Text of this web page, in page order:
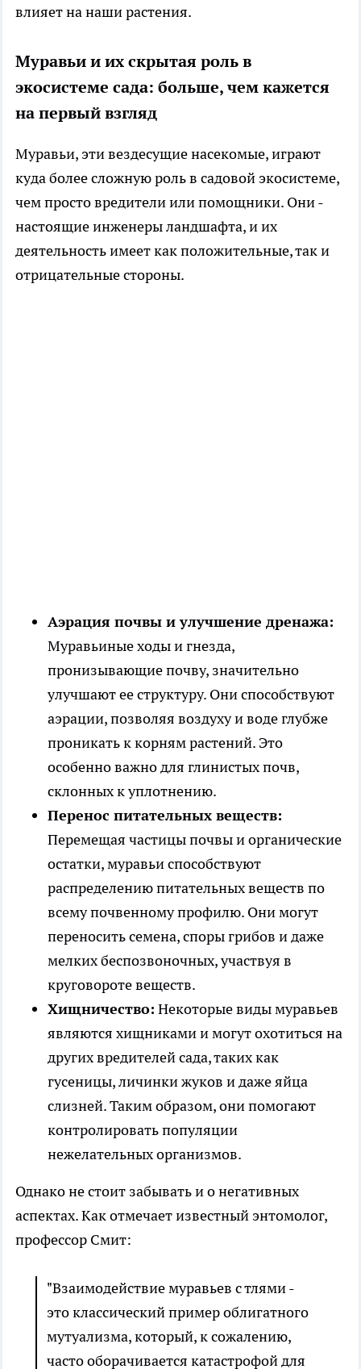
влияет на наши растения.
Муравьи и их скрытая роль в
экосистеме сада: больше, чем кажется
на первый взгляд
Муравьи, эти вездесущие насекомые, играют
куда более сложную роль в садовой экосистеме,
чем просто вредители или помощники. Они -
настоящие инженеры ландшафта, и их
деятельность имеет как положительные, так и
отрицательные стороны.
Аэрация почвы и улучшение дренажа:
Муравьиные ходы и гнезда,
пронизывающие почву, значительно
улучшают ее структуру. Они способствуют
аэрации, позволяя воздуху и воде глубже
проникать к корням растений. Это
особенно важно для глинистых почв,
склонных к уплотнению.
Перенос питательных веществ:
Перемещая частицы почвы и органические
остатки, муравьи способствуют
распределению питательных веществ по
всему почвенному профилю. Они могут
переносить семена, споры грибов и даже
мелких беспозвоночных, участвуя в
круговороте веществ.
Хищничество: Некоторые виды муравьев
являются хищниками и могут охотиться на
других вредителей сада, таких как
гусеницы, личинки жуков и даже яйца
слизней. Таким образом, они помогают
контролировать популяции
нежелательных организмов.
Однако не стоит забывать и о негативных
аспектах. Как отмечает известный энтомолог,
профессор Смит:
"Взаимодействие муравьев с тлями -
это классический пример облигатного
мутуализма, который, к сожалению,
часто оборачивается катастрофой для